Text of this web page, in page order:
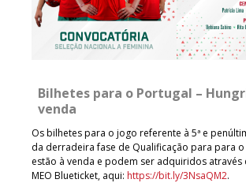
Bilhetes para o Portugal –
venda
Os bilhetes para o jogo referente à 5ª e
da derradeira fase de Qualificação para para o
estão à venda e podem ser adquiridos através
MEO Blueticket, aqui: https://bit.ly/3NsaQM2.